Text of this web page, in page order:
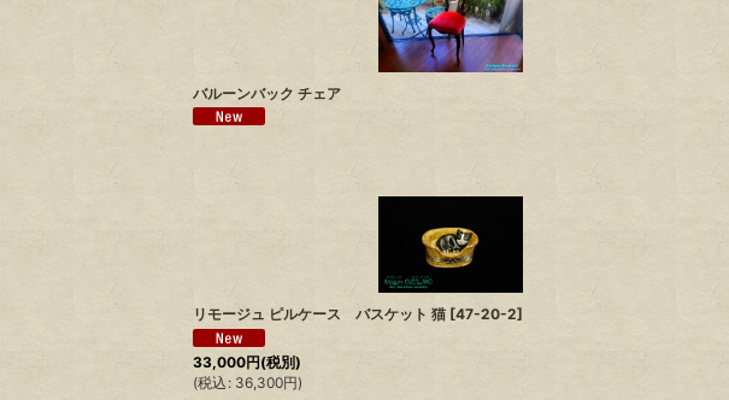
バルーンバック チェア
リモージュ ピルケース バスケット 猫 [47-20-2]
33,000円(税別)
(税込 : 36,300円)